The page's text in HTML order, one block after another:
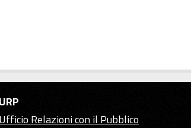
URP
Ufficio Relazioni con il Pubblico